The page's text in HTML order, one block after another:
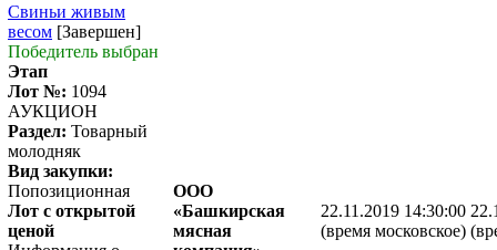
Свиньи живым
весом [Завершен]
Победитель выбран
Этап
Лот №: 1094
АУКЦИОН
Раздел: Товарный
молодняк
Вид закупки:
Попозиционная
Лот с открытой
ценой
ООО
«Башкирская
мясная
22.11.2019 14:30:00
(время московское)